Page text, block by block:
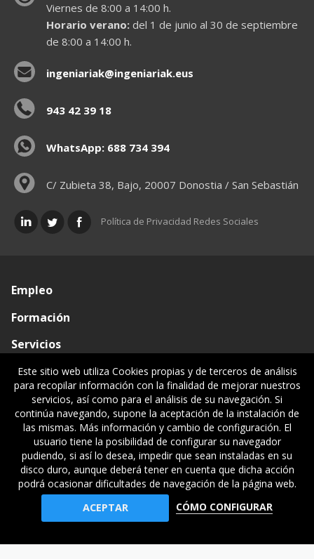
Viernes de 8:00 a 14:00 h.
Horario verano:del 1 de junio al 30 de septiembre
de 8:00 a 14:00 h.
ingeniariak@ingeniariak.eus
943 42 39 18
WhatsApp: 688 734 394
C/ Zubieta 38, Bajo, 20007 Donostia / San Sebastián
Política de Privacidad Redes Sociales
Empleo
Formación
Servicios
Conócenos
Visado de documentos
Ventanilla única
Políticas legales
© Gipuzkoako Industri Ingeniariaren Elkargo Ofiziala - Colegio
Oficial de Ingenieros Industriales de Gipuzkoa
Este sitio web utiliza Cookies propias y de terceros de análisis
para recopilar información con la finalidad de mejorar nuestros
servicios, así como para el análisis de su navegación. Si
continúa navegando, supone la aceptación de la instalación de
las mismas. Más información y cambio de configuración. El
usuario tiene la posibilidad de configurar su navegador
pudiendo, si así lo desea, impedir que sean instaladas en su
disco duro, aunque deberá tener en cuenta que dicha acción
podrá ocasionar dificultades de navegación de la página web.
ACEPTAR
CÓMO CONFIGURAR